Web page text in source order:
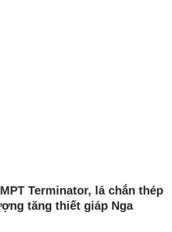
Terminator, lá chắn thép
tăng thiết giáp Nga